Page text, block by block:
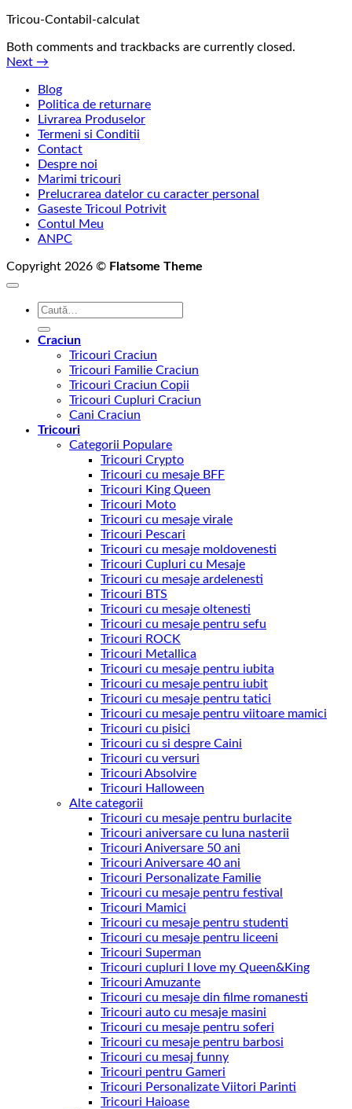
Tricou-Contabil-calculat
Both comments and trackbacks are currently closed.
Next →
Blog
Politica de returnare
Livrarea Produselor
Termeni si Conditii
Contact
Despre noi
Marimi tricouri
Prelucrarea datelor cu caracter personal
Gaseste Tricoul Potrivit
Contul Meu
ANPC
Copyright 2026 © Flatsome Theme
Caută
Craciun
Tricouri Craciun
Tricouri Familie Craciun
Tricouri Craciun Copii
Tricouri Cupluri Craciun
Cani Craciun
Tricouri
Categorii Populare
Tricouri Crypto
Tricouri cu mesaje BFF
Tricouri King Queen
Tricouri Moto
Tricouri cu mesaje virale
Tricouri Pescari
Tricouri cu mesaje moldovenesti
Tricouri Cupluri cu Mesaje
Tricouri cu mesaje ardelenesti
Tricouri BTS
Tricouri cu mesaje oltenesti
Tricouri cu mesaje pentru sefu
Tricouri ROCK
Tricouri Metallica
Tricouri cu mesaje pentru iubita
Tricouri cu mesaje pentru iubit
Tricouri cu mesaje pentru tatici
Tricouri cu mesaje pentru viitoare mamici
Tricouri cu pisici
Tricouri cu si despre Caini
Tricouri cu versuri
Tricouri Absolvire
Tricouri Halloween
Alte categorii
Tricouri cu mesaje pentru burlacite
Tricouri aniversare cu luna nasterii
Tricouri Aniversare 50 ani
Tricouri Aniversare 40 ani
Tricouri Personalizate Familie
Tricouri cu mesaje pentru festival
Tricouri Mamici
Tricouri cu mesaje pentru studenti
Tricouri cu mesaje pentru liceeni
Tricouri Superman
Tricouri cupluri I love my Queen&King
Tricouri Amuzante
Tricouri cu mesaje din filme romanesti
Tricouri auto cu mesaje masini
Tricouri cu mesaje pentru soferi
Tricouri cu mesaje pentru barbosi
Tricouri cu mesaj funny
Tricouri pentru Gameri
Tricouri Personalizate Viitori Parinti
Tricouri Haioase